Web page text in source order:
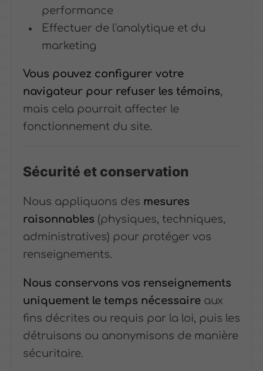
performance
Effectuer de l'analytique et du
marketing
Vous pouvez configurer votre
navigateur pour refuser les témoins,
mais cela pourrait affecter le
fonctionnement du site.
Sécurité et conservation
Nous appliquons des mesures
raisonnables (physiques, techniques,
administratives) pour protéger vos
renseignements.
Nous conservons vos renseignements
uniquement le temps nécessaireaux
fins décrites ou requis par la loi, puis les
détruisons ou anonymisons de manière
sécuritaire.